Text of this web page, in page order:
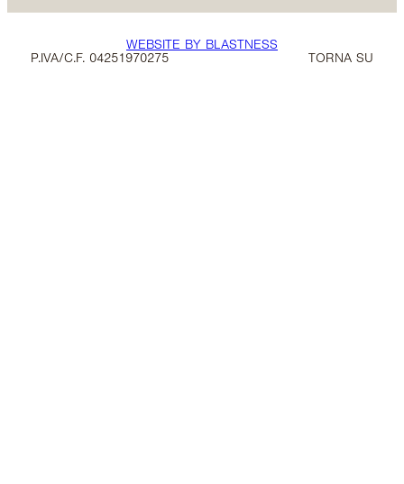
P.IVA/C.F. 04251970275
WEBSITE BY BLASTNESS
TORNA SU